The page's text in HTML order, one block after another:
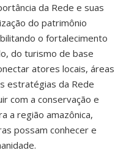
da Rede e suas
do patrimônio
o fortalecimento
do turismo de base
atores locais, áreas
estratégias da Rede
com a conservação e
a região amazônica,
possam conhecer e